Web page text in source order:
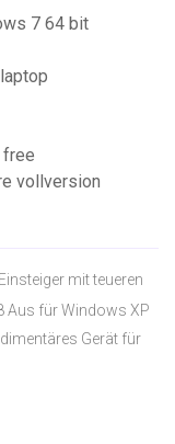
7 64 bit
free
vollversion
mit teueren
Aus für Windows XP
Gerät für